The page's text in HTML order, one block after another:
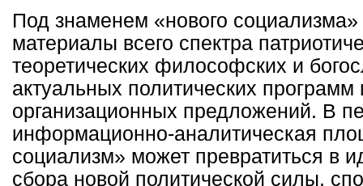
Под знаменем «нового
материалы всего спектра
теоретических философских и
актуальных политических программ
организационных предложений. В
информационно-аналитическая
социализм» может превратиться в
сбора новой политической силы,